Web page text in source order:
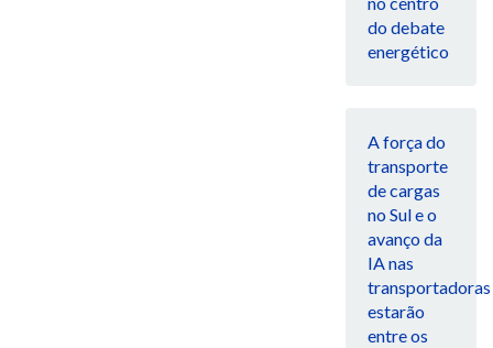
do debate
energético
A força do
transporte
de cargas
no Sul e o
avanço da
IA nas
transportadoras
estarão
entre os